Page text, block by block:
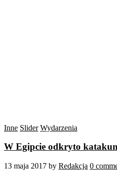
Inne Slider Wydarzenia
W Egipcie odkryto
13 maja 2017 by Redakcja 0